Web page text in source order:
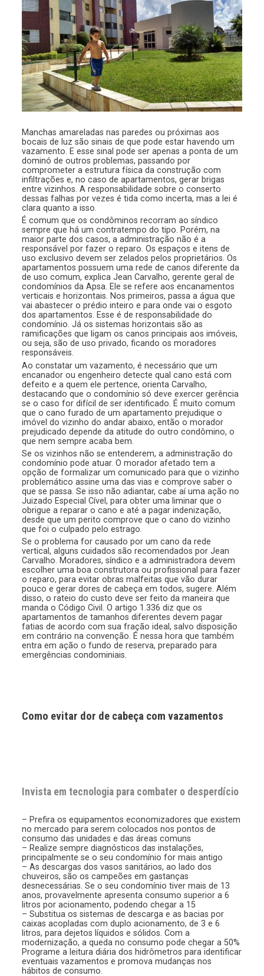
Manchas amareladas nas paredes ou próximas aos
bocais de luz são sinais de que pode estar havendo um
vazamento. E esse sinal pode ser apenas a ponta de um
dominó de outros problemas, passando por
comprometer a estrutura física da construção com
infiltrações e, no caso de apartamentos, gerar brigas
entre vizinhos. A responsabilidade sobre o conserto
dessas falhas por vezes é tida como incerta, mas a lei é
clara quanto a isso.
É comum que os condôminos recorram ao síndico
sempre que há um contratempo do tipo. Porém, na
maior parte dos casos, a administração não é a
responsável por fazer o reparo. Os espaços e itens de
uso exclusivo devem ser zelados pelos proprietários. Os
apartamentos possuem uma rede de canos diferente da
de uso comum, explica Jean Carvalho, gerente geral de
condomínios da Apsa. Ele se refere aos encanamentos
verticais e horizontais. Nos primeiros, passa a água que
vai abastecer o prédio inteiro e para onde vai o esgoto
dos apartamentos. Esse é de responsabilidade do
condomínio. Já os sistemas horizontais são as
ramificações que ligam os canos principais aos imóveis,
ou seja, são de uso privado, ficando os moradores
responsáveis.
Ao constatar um vazamento, é necessário que um
encanador ou engenheiro detecte qual cano está com
defeito e a quem ele pertence, orienta Carvalho,
destacando que o condomínio só deve exercer gerência
se o caso for difícil de ser identificado. É muito comum
que o cano furado de um apartamento prejudique o
imóvel do vizinho do andar abaixo, então o morador
prejudicado depende da atitude do outro condômino, o
que nem sempre acaba bem.
Se os vizinhos não se entenderem, a administração do
condomínio pode atuar. O morador afetado tem a
opção de formalizar um comunicado para que o vizinho
problemático assine uma das vias e comprove saber o
que se passa. Se isso não adiantar, cabe aí uma ação no
Juizado Especial Cível, para obter uma liminar que o
obrigue a reparar o cano e até a pagar indenização,
desde que um perito comprove que o cano do vizinho
que foi o culpado pelo estrago.
Se o problema for causado por um cano da rede
vertical, alguns cuidados são recomendados por Jean
Carvalho. Moradores, síndico e a administradora devem
escolher uma boa construtora ou profissional para fazer
o reparo, para evitar obras malfeitas que vão durar
pouco e gerar dores de cabeça em todos, sugere. Além
disso, o rateio do custo deve ser feito da maneira que
manda o Código Civil. O artigo 1.336 diz que os
apartamentos de tamanhos diferentes devem pagar
fatias de acordo com sua fração ideal, salvo disposição
em contrário na convenção. É nessa hora que também
entra em ação o fundo de reserva, preparado para
emergências condominiais.
Como evitar dor de cabeça com vazamentos
Invista em tecnologia para combater o desperdício
– Prefira os equipamentos economizadores que existem
no mercado para serem colocados nos pontos de
consumo das unidades e das áreas comuns
– Realize sempre diagnósticos das instalações,
principalmente se o seu condomínio for mais antigo
– As descargas dos vasos sanitários, ao lado dos
chuveiros, são os campeões em gastanças
desnecessárias. Se o seu condomínio tiver mais de 13
anos, provavelmente apresenta consumo superior a 6
litros por acionamento, podendo chegar a 15
– Substitua os sistemas de descarga e as bacias por
caixas acopladas com duplo acionamento, de 3 e 6
litros, para dejetos líquidos e sólidos. Com a
modernização, a queda no consumo pode chegar a 50%
Programe a leitura diária dos hidrômetros para identificar
eventuais vazamentos e promova mudanças nos
hábitos de consumo.